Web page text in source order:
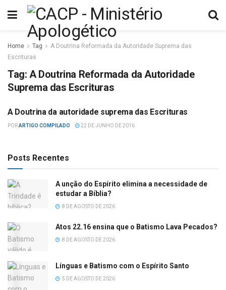
Home Tag
A Doutrina Reformada da Autoridade Suprema das
Escrituras
Tag: A Doutrina Reformada da Autoridade
Suprema das Escrituras
CRITICISMO
A Doutrina da autoridade suprema das Escrituras
PORARTIGO COMPILADO 22 DE JUNHO DE 2016
Posts Recentes
A unção do Espírito elimina a necessidade de
estudar a Bíblia?
8 DE AGOSTO DE 2026
Atos 22.16 ensina que o Batismo Lava Pecados?
8 DE AGOSTO DE 2026
Línguas e Batismo com o Espírito Santo
5 DE AGOSTO DE 2026